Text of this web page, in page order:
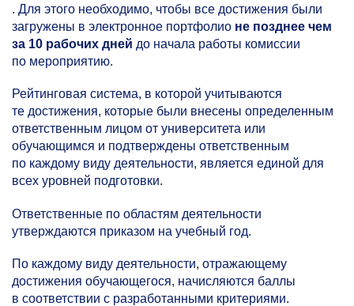
. Для этого необходимо, чтобы все достижения были
загружены в электронное портфолио не позднее чем
за 10 рабочих дней до начала работы комиссии
по мероприятию.
Рейтинговая система, в которой учитываются
те достижения, которые были внесены определенным
ответственным лицом от университета или
обучающимся и подтверждены ответственным
по каждому виду деятельности, является единой для
всех уровней подготовки.
Ответственные по областям деятельности
утверждаются приказом на учебный год.
По каждому виду деятельности, отражающему
достижения обучающегося, начисляются баллы
в соответствии с разработанными критериями.